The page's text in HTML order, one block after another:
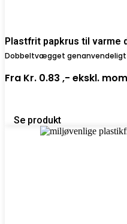
Plastfrit papkrus til varme
Dobbeltvægget
Fra Kr. 0.83 ,- ekskl.
Se produkt